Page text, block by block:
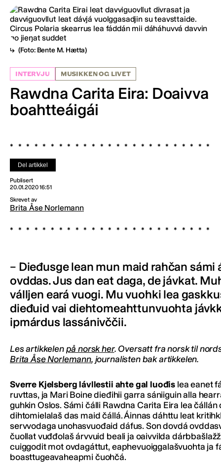
(Foto: Bente M. Hætta)
INTERVJU MUSIKKEN OG LIVET
Rawdna Carita Eira: Doaivva
boahtteáigái
Del artikkel
Publisert
20.01.2020 16:51
Skrevet av
Brita Åse Norlemann
– Dieđusge lean mun maid rahčan sámi
ovddas. Jus dan eat daga, de jávkat.
válljen eará vuogi. Mu vuohki lea
dieđuid vai diehtomeahttunvuohta
ipmárdus lassánivččii.
Les artikkelenpå norsk her. Oversatt fra norsk til
Brita Åse Norlemann, journalisten bak artikkelen.
Sverre Kjelsberg lávllestii ahte gal luođis lea eanet
ruvttas, ja Mari Boine dieđihii garra sániiguin alla
guhkin Oslos. Sámi čálli Rawdna Carita Eira lea čállán
dihtomielalaš das maid čállá. Áinnas dáhttu leat
servvodaga unohasvuođaid dáfus. Son dovdá
čuollat vuđđolaš árvvuid beali ja oaivvilda
cuiggodit mot ovdagáttut, eaphevuoiggalašvuohta ja
boasttugeavaheapmi čuohčá.